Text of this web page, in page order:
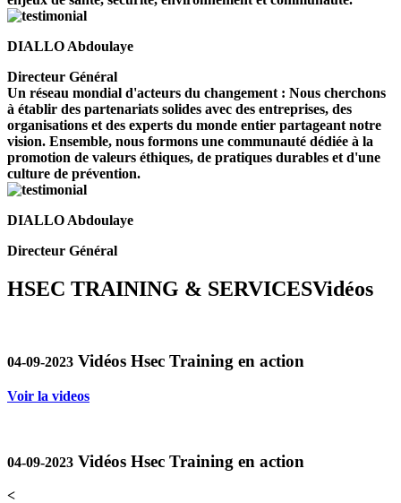
DIALLO Abdoulaye
Directeur Général
Un réseau mondial d'acteurs du changement : Nous cherchons
à établir des partenariats solides avec des entreprises, des
organisations et des experts du monde entier partageant notre
vision. Ensemble, nous formons une communauté dédiée à la
promotion de valeurs éthiques, de pratiques durables et d'une
culture de prévention.
DIALLO Abdoulaye
Directeur Général
HSEC TRAINING & SERVICESVidéos
04-09-2023 Vidéos Hsec Training en action
Voir la videos
04-09-2023 Vidéos Hsec Training en action
<